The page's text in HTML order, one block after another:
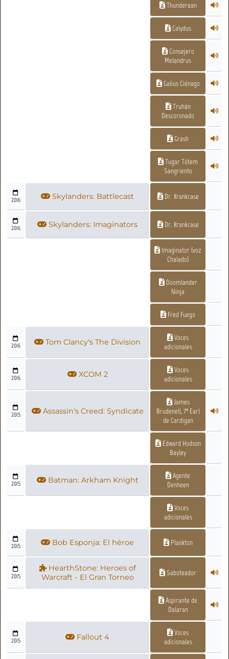
Thunderaan
Calydus
Consejero
Melandrus
Galius Ciénago
Truhán
Descoronado
Grash
Tugar Tótem
Sangriento
2016 Skylanders: Battlecast Dr. Krankcase
2016 Skylanders: Imaginators Dr. Krankcase
Imaginator (voz
Chalado)
Doomlander
Ninja
Fred Fuego
2016 Tom Clancy's The Division
Voces
adicionales
2016 XCOM 2
Voces
adicionales
2015 Assassin's Creed: Syndicate
James
Brudenell, 7º Earl
de Cardigan
Edward Hodson
Bayley
2015 Batman: Arkham Knight
Agente
Denheen
Voces
adicionales
2015 Bob Esponja: El héroe Plankton
2015
HearthStone: Heroes of
Warcraft - El Gran Torneo
Saboteador
Aspirante de
Dalaran
2015 Fallout 4
Voces
adicionales